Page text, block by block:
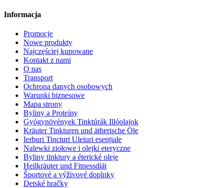
Informacja
Promocje
Nowe produkty
Najczęściej kupowane
Kontakt z nami
O nas
Transport
Ochrona danych osobowych
Warunki biznesowe
Mapa strony
Byliny a Proteíny
Gyógynövények Tinktúrák Illóolajok
Kräuter Tinkturen und ätherische Öle
Ierburi Tincturi Uleiuri esențiale
Nalewki ziołowe i olejki eteryczne
Byliny tinktury a éterické oleje
Heilkräuter und Fitnessdiät
Športové a výživové doplnky
Detské hračky